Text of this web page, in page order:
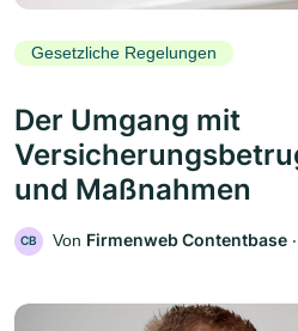
Gesetzliche Regelungen
Der Umgang mit
und Maßnahmen
CB Von Firmenweb Contentbase ‧